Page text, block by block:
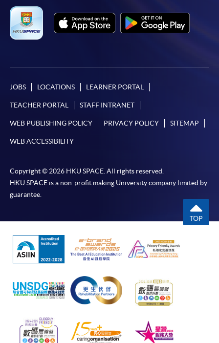
親身報名/郵遞
報讀新課程
SF26報名表，親往 報名中心或以郵遞方式連同學
費以及所需證明文件呈交。
[下載報名表SF26
申請學歷頒授及專業課程可能需要其他資料，報名
表可向報名中心或有關課程負責人索取。填妥申請
表格後，請連同報名費/學費以及所需證明文件親
報讀同一學歷頒授課程內其他單元
用於一般學歷頒授課程。
課程負責人會為學員送上「註冊及學費通知」
(「通知」)，請填妥有關「通知」，並親往報名中
心或以郵遞方式，遞交「通知」及繳交所需費用。
JOBS LOCATIONS LEARNER PORTAL
TEACHER PORTAL STAFF INTRANET
WEB PUBLISHING POLICY PRIVACY POLICY SITEMAP
WEB ACCESSIBILITY
Copyright © 2026 HKU SPACE. All rights reserved.
HKU SPACE is a non-profit making University company limited by
guarantee.
TOP